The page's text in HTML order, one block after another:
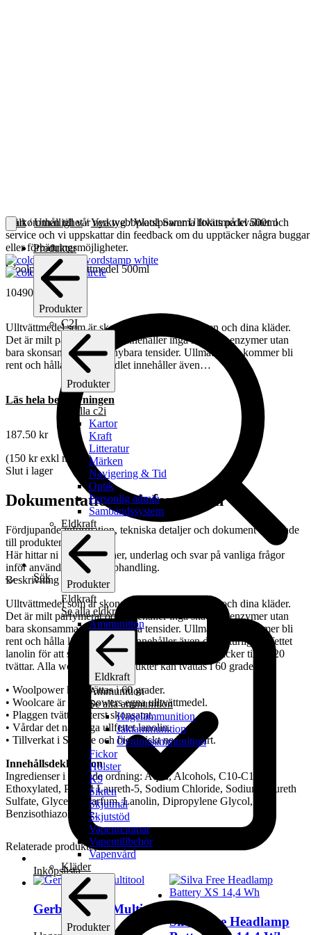
Produkter
Produkter
C2I
Produkter
Se alla c2i
Kartor
Kraft
Litteratur
Märken
Navigering & Tid
Optik
Personlig admin
Sambandssystem
Eldkraft
Produkter
Eldkraft
Se alla eldkraft
Ammunition
Eldkraft
Ammunition
Se alla ammunition
Hagelammunition
Jaktammunition
Övningsammunition
Fickor
Hölster
K9
Sikten
Skjutmål
Skjutstöd
Vapenremmar
Vapentillbehör
Vapenvård
Kläder
Produkter
Välkommen till vår nya webbplats! Samma fokus på kvalitet och
service och vi uppskattar din feedback om du upptäcker några buggar
eller förbättringsmöjligheter.
Sök
Inköpslista
Start/Uthållighet/Verktyg/ Woolpower Ulltvättmedel 500ml
Woolpower Ulltvättmedel 500ml
10490000
Ulltvättmedel som är skonsamt mot både naturen och dina kläder.
Det är milt parfymerat och innehåller inga skadliga enzymer utan
bara skonsamma och förnybara tensider. Ullmaterialet kommer bli
rent och hålla längre. Medlet innehåller även…
Läs hela beskrivningen
187.50 kr
(150 krexkl moms)
Slut i lager
Dokumentation & information
Fördjupande information, tekniska detaljer och dokument kopplade
till produkten.
Här hittar ni specifikationer, underlag och svar på vanliga frågor
inför användning och upphandling.
Beskrivning
Ulltvättmedel som är skonsamt mot både naturen och dina kläder.
Det är milt parfymerat och innehåller inga skadliga enzymer utan
bara skonsamma och förnybara tensider. Ullmaterialet kommer bli
rent och hålla längre. Medlet innehåller även det naturliga ullfettet
lanolin för att skydda de fina ullfibrerna. 500 ml räcker till ca 20
tvättar. Alla woolpowers produkter kan tvättas i 60 grader.
• Woolpower kan tvättas i 60 grader.
• Woolcare är woolpowers egna ulltvättmedel.
• Plaggen tvättas ytterst skonsamt.
• Vårdar det naturliga ullfettet lanolin.
• Tillverkat i Sverige och biologiskt nedbrytbart.
Innehållsdeklaration
Ingredienser i fallande ordning: Aqua, Alcohols, C10-C18,
Ethoxylated, PPG-4 Laureth-5, Sodium Chloride, Sodium Laureth
Sulfate, Glycerin, Parfum, Lanolin, Dipropylene Glycol,
Benzisothiazolinone.
Relaterade produkter
Gerber Truss Multitool
Silva Free Headlamp